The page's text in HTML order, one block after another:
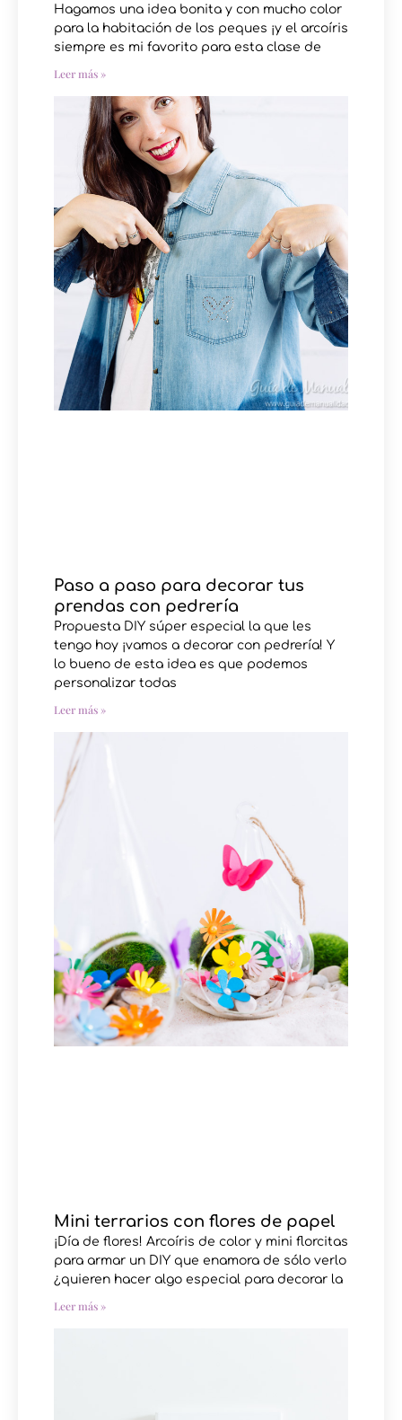
Hagamos una idea bonita y con mucho color
para la habitación de los peques ¡y el arcoíris
siempre es mi favorito para esta clase de
Leer más »
Paso a paso para decorar tus
prendas con pedrería
Propuesta DIY súper especial la que les
tengo hoy ¡vamos a decorar con pedrería! Y
lo bueno de esta idea es que podemos
personalizar todas
Leer más »
Mini terrarios con flores de papel
¡Día de flores! Arcoíris de color y mini florcitas
para armar un DIY que enamora de sólo verlo
¿quieren hacer algo especial para decorar la
Leer más »